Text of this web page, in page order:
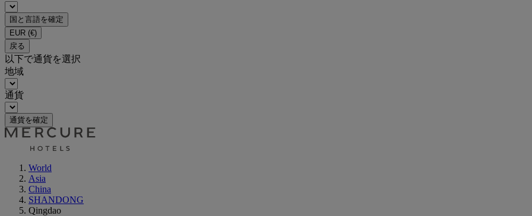
国と言語を確定
EUR (€)
戻る
以下で通貨を選択
地域
通貨
通貨を確定
World
Asia
China
SHANDONG
Qingdao